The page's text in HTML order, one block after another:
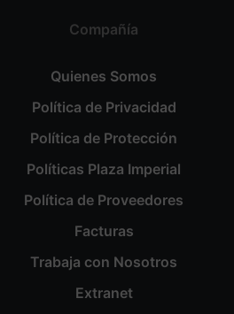
Compañía
Quienes Somos
Política de Privacidad
Política de Protección
Políticas Plaza Imperial
Política de Proveedores
Facturas
Trabaja con Nosotros
Extranet